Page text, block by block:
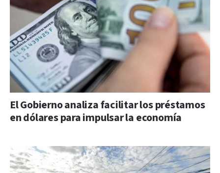
El Gobierno analiza facilitar los préstamos
en dólares para impulsar la economía